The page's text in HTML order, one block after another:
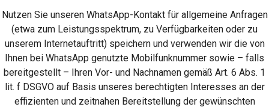
Nutzen Sie unseren WhatsApp-Kontakt für allgemeine Anfragen
(etwa zum Leistungsspektrum, zu Verfügbarkeiten oder zu
unserem Internetauftritt) speichern und verwenden wir die von
Ihnen bei WhatsApp genutzte Mobilfunknummer sowie – falls
bereitgestellt – Ihren Vor- und Nachnamen gemäß Art. 6 Abs. 1
lit. f DSGVO auf Basis unseres berechtigten Interesses an der
effizienten und zeitnahen Bereitstellung der gewünschten